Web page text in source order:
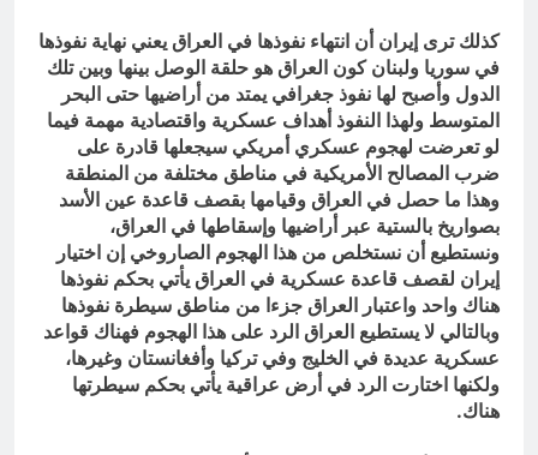
كذلك ترى إيران أن انتهاء نفوذها في العراق يعني نهاية نفوذها
في سوريا ولبنان كون العراق هو حلقة الوصل بينها وبين تلك
الدول وأصبح لها نفوذ جغرافي يمتد من أراضيها حتى البحر
المتوسط ولهذا النفوذ أهداف عسكرية واقتصادية مهمة فيما
لو تعرضت لهجوم عسكري أمريكي سيجعلها قادرة على
ضرب المصالح الأمريكية في مناطق مختلفة من المنطقة
وهذا ما حصل في العراق وقيامها بقصف قاعدة عين الأسد
بصواريخ بالستية عبر أراضيها وإسقاطها في العراق،
ونستطيع أن نستخلص من هذا الهجوم الصاروخي إن اختيار
إيران لقصف قاعدة عسكرية في العراق يأتي بحكم نفوذها
هناك واحد واعتبار العراق جزءا من مناطق سيطرة نفوذها
وبالتالي لا يستطيع العراق الرد على هذا الهجوم فهناك قواعد
عسكرية عديدة في الخليج وفي تركيا وأفغانستان وغيرها،
ولكنها اختارت الرد في أرض عراقية يأتي بحكم سيطرتها
هناك.